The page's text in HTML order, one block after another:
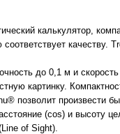
калькулятор,
качеству.
до 0,1 м и
картинку.
позволит произвести
(cos) и высоту
of Sight).